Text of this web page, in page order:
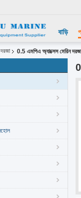
বাড়ি
0.5 এমপিএ অ্যাক্সেস মেরিন